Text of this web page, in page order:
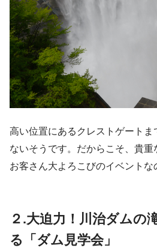
高い位置にあるクレストゲート
ないそうです。だからこそ、貴重
お客さん大よろこびのイベントな
２.大迫力！川治ダムの
る「ダム見学会」